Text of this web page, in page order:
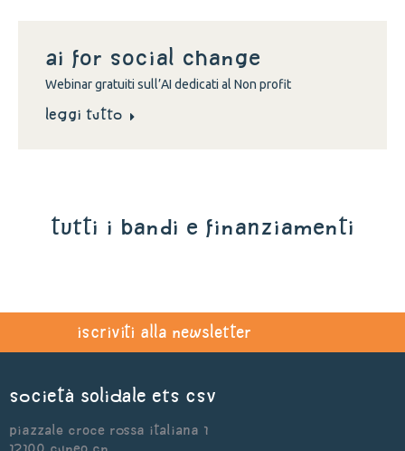
Ai for social change
Webinar gratuiti sull’AI dedicati al Non profit
Leggi tutto
tutti i bandi e finanziamenti
iscriviti alla newsletter
Società Solidale ets CSV
Piazzale Croce Rossa Italiana 1
12100 Cuneo CN